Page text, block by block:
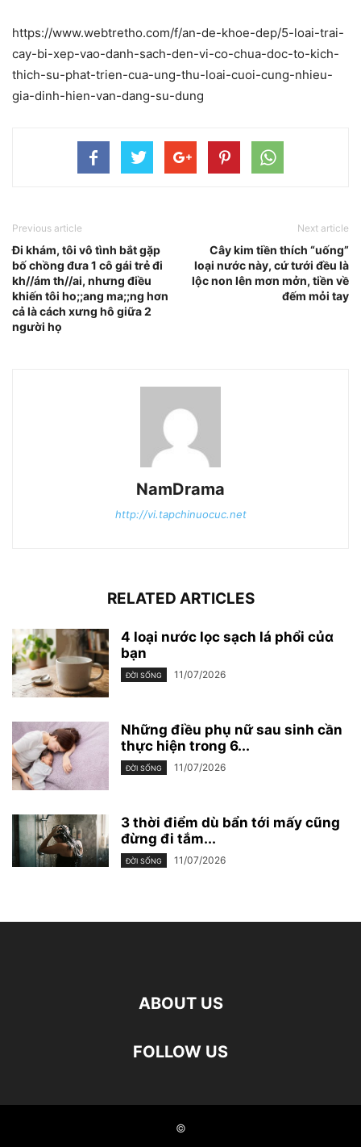
https://www.webtretho.com/f/an-de-khoe-dep/5-loai-trai-
cay-bi-xep-vao-danh-sach-den-vi-co-chua-doc-to-kich-
thich-su-phat-trien-cua-ung-thu-loai-cuoi-cung-nhieu-
gia-dinh-hien-van-dang-su-dung
Previous article
Đi khám, tôi vô tình bắt gặp
bố chồng đưa 1 cô gái trẻ đi
kh//ám th//ai, nhưng điều
khiến tôi ho;;ang ma;;ng hơn
cả là cách xưng hô giữa 2
người họ
Next article
Cây kim tiền thích “uống”
loại nước này, cứ tưới đều là
lộc non lên mơn mởn, tiền về
đếm mỏi tay
NamDrama
http://vi.tapchinuocuc.net
RELATED ARTICLES
4 loại nước lọc sạch lá phổi củɑ
bạn
ĐỜI SỐNG 11/07/2026
Những điều phụ nữ sau sinh cần
thực hiện trong 6...
ĐỜI SỐNG 11/07/2026
3 thời điểm dù bẩn tới mấy cũng
đừng đi tắm...
ĐỜI SỐNG 11/07/2026
ABOUT US
FOLLOW US
©